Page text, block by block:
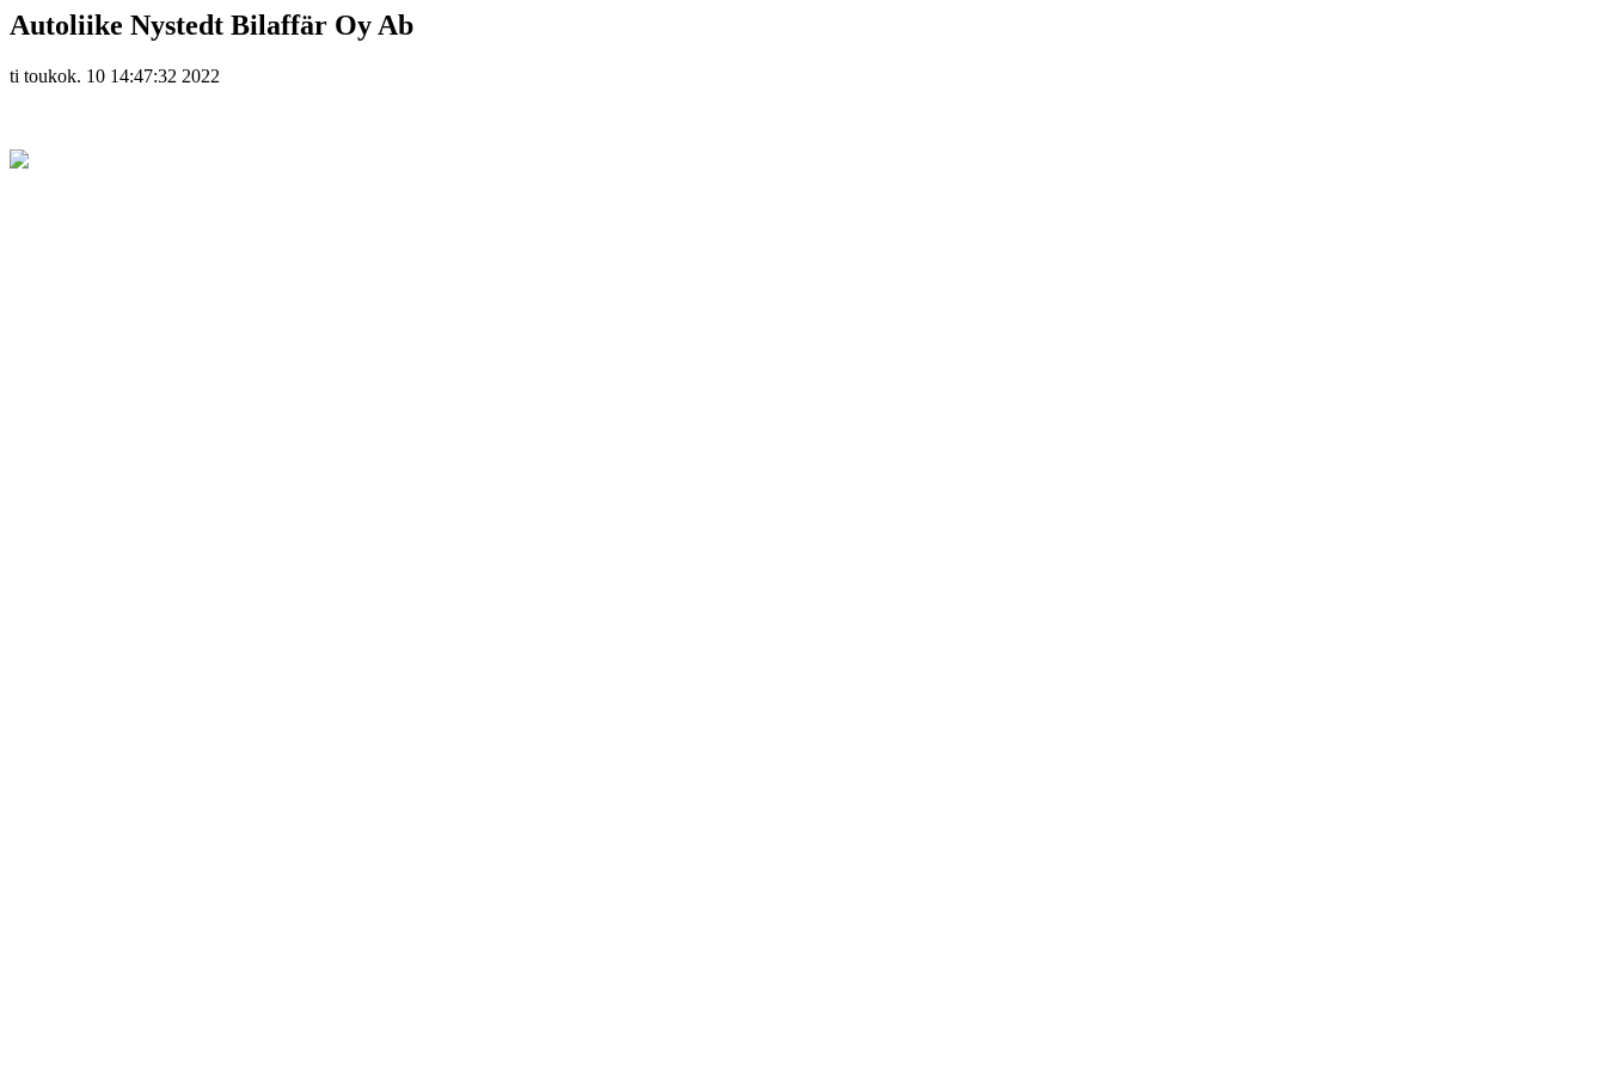
Autoliike Nystedt Bilaffär Oy Ab
ti toukok. 10 14:47:32 2022